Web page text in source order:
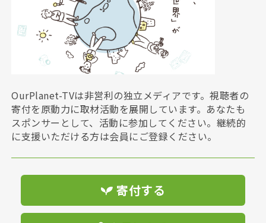
OurPlanet-TVは非営利の独立メディアです。視聴者の
寄付を原動力に取材活動を展開しています。あなたも
スポンサーとして、活動に参加してください。継続的
に支援いただける方は会員にご登録ください。
寄付する